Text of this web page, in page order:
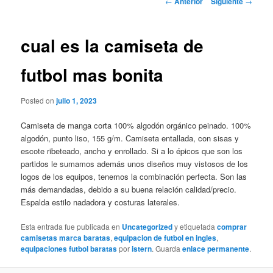
cual es la camiseta de
futbol mas bonita
Posted onjulio 1, 2023
Camiseta de manga corta 100% algodón orgánico peinado. 100%
algodón, punto liso, 155 g/m. Camiseta entallada, con sisas y
escote ribeteado, ancho y enrollado. Si a lo épicos que son los
partidos le sumamos además unos diseños muy vistosos de los
logos de los equipos, tenemos la combinación perfecta. Son las
más demandadas, debido a su buena relación calidad/precio.
Espalda estilo nadadora y costuras laterales.
Esta entrada fue publicada en Uncategorizedy etiquetadacomprar
camisetas marca baratas,equipacion de futbol en ingles,
equipaciones futbol baratasporistern. Guardaenlace permanente.